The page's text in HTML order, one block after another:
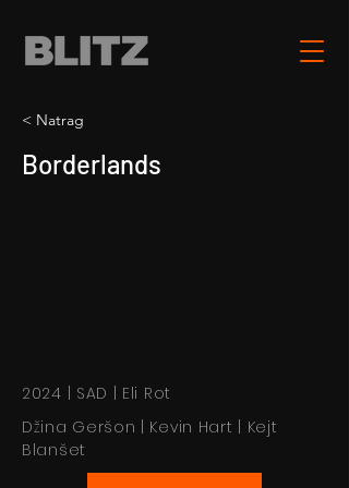
< Natrag
Borderlands
2024 | SAD | Eli Rot
Džina Geršon | Kevin Hart | Kejt
Blanšet